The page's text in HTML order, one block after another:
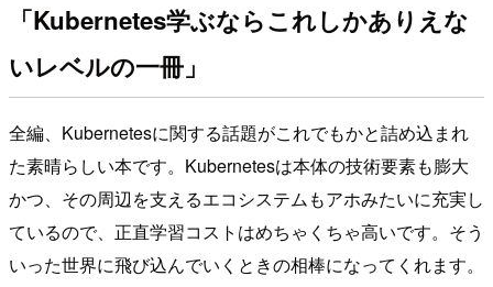
「Kubernetes学ぶならこれしかありえな
いレベルの一冊」
全編、Kubernetesに関する話題がこれでもかと詰め込まれ
た素晴らしい本です。Kubernetesは本体の技術要素も膨大
かつ、その周辺を支えるエコシステムもアホみたいに充実し
ているので、正直学習コストはめちゃくちゃ高いです。そう
いった世界に飛び込んでいくときの相棒になってくれます。